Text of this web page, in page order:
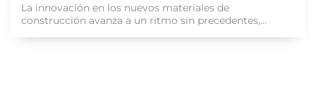
La innovación en los nuevos materiales de
construcción avanza a un ritmo sin precedentes,...